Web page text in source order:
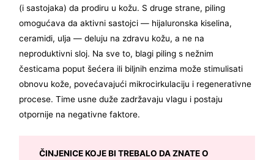
(i sastojaka) da prodiru u kožu. S druge strane, piling
omogućava da aktivni sastojci — hijaluronska kiselina,
ceramidi, ulja — deluju na zdravu kožu, a ne na
neproduktivni sloj. Na sve to, blagi piling s nežnim
česticama poput šećera ili biljnih enzima može stimulisati
obnovu kože, povećavajući mikrocirkulaciju i regenerativne
procese. Time usne duže zadržavaju vlagu i postaju
otpornije na negativne faktore.
ČINJENICE KOJE BI TREBALO DA ZNATE O